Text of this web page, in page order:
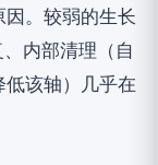
。较弱的生长
内部清理（自
该轴）几乎在